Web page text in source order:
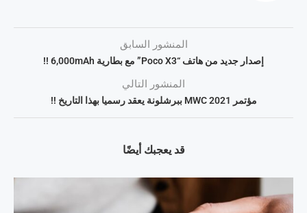
المنشور السابق
إصدار جديد من هاتف “Poco X3” مع بطارية 6,000mAh !!
المنشور التالي
مؤتمر MWC 2021 ببرشلونة يعقد رسميا بهذا التاريخ !!
قد يعجبك أيضًا